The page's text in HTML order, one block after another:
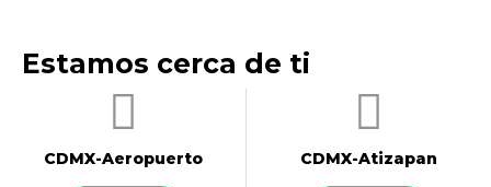
Estamos cerca de ti
CDMX-Aeropuerto​ CDMX-Atizapan